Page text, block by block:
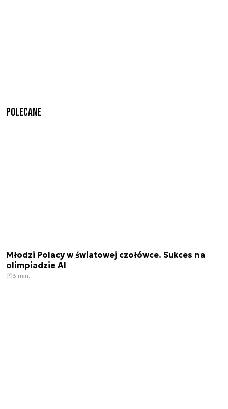
Polecane
Młodzi Polacy w światowej czołówce. Sukces na
olimpiadzie AI
3 min.